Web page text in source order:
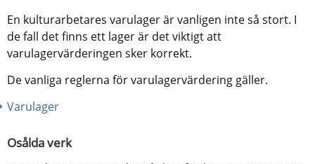
En kulturarbetares varulager är vanligen inte så stort. I
de fall det finns ett lager är det viktigt att
varulagervärderingen sker korrekt.
De vanliga reglerna för varulagervärdering gäller.
Varulager
Osålda verk